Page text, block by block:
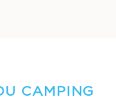
CAMPING